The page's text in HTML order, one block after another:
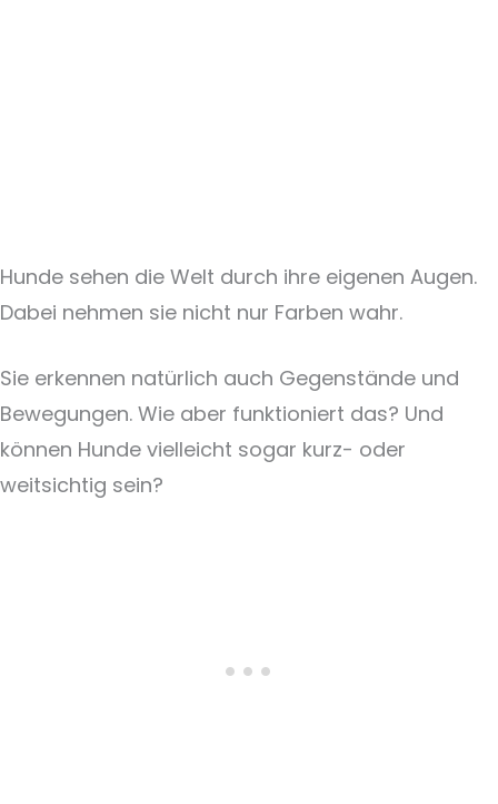
Hunde sehen die Welt durch ihre eigenen Augen.
Dabei nehmen sie nicht nur Farben wahr.
Sie erkennen natürlich auch Gegenstände und
Bewegungen. Wie aber funktioniert das? Und
können Hunde vielleicht sogar kurz- oder
weitsichtig sein?